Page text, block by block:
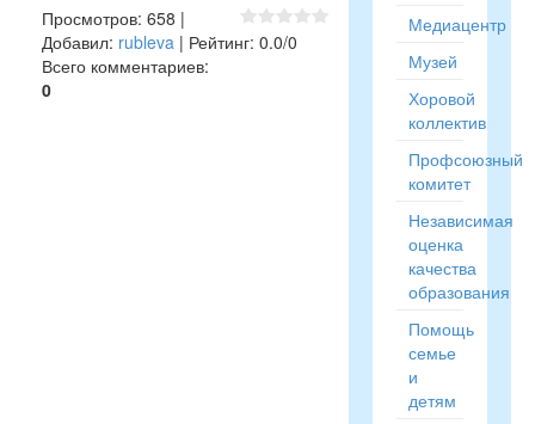
Просмотров: 658 |
Добавил: rubleva | Рейтинг: 0.0/0
Всего комментариев:
0
Медиацентр
Музей
Хоровой
коллектив
Профсоюзный
комитет
Независимая
оценка
качества
образования
Помощь
семье
и
детям